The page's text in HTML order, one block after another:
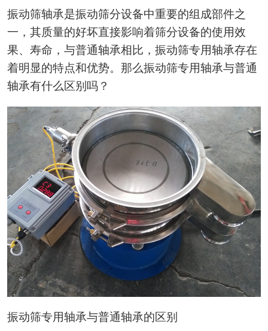
振动筛轴承是振动筛分设备中重要的组成部件之
一，其质量的好坏直接影响着筛分设备的使用效
果、寿命，与普通轴承相比，振动筛专用轴承存在
着明显的特点和优势。那么振动筛专用轴承与普通
轴承有什么区别吗？
振动筛专用轴承与普通轴承的区别